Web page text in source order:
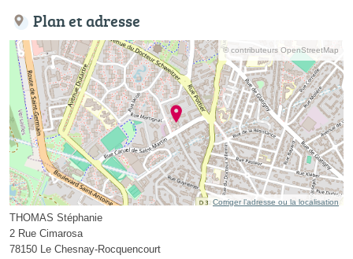
Plan et adresse
© contributeurs OpenStreetMap
Corriger l’adresse ou la localisation
THOMAS Stéphanie
2 Rue Cimarosa
78150 Le Chesnay-Rocquencourt